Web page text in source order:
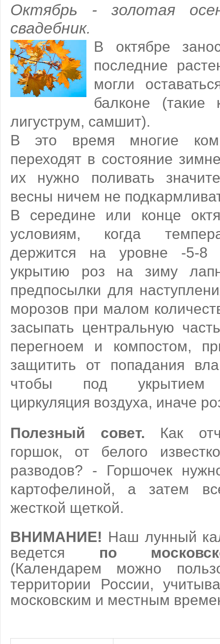
Октябрь - золотая
свадебник.
В октябре
последние
могли
балконе (такие
лигуструм, самшит).
В это время многие
переходят в состояние
их нужно поливать
весны ничем не
В середине или конце
условиям, когда
держится на уровне -5-8
укрытию роз на зиму
предпосылки для
морозов при малом
засыпать центральную
перегноем и компостом,
защитить от попадания
чтобы под укрытием
циркуляция воздуха, иначе
Полезный совет. Как
горшок, от белого
разводов? - Горшочек
картофелиной, а затем
жесткой щеткой.
ВНИМАНИЕ! Наш лунный
ведется по
(Календарем можно
территории России,
московским и местным